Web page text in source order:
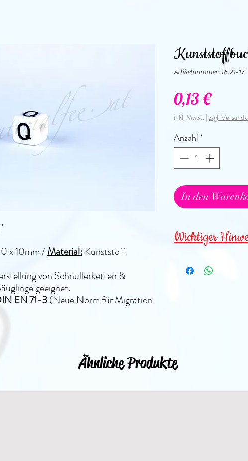
x 10mm/Material: Kunststoff
von Schnullerketten &
geeignet.
EN 71-3(Neue Norm für Migration
Artikelnummer: 16.21-17
0,13 €Preis
inkl. MwSt. | zzgl.
Anzahl*
In den
Wichtiger
unter 3 Jahren
Ähnliche Produkte